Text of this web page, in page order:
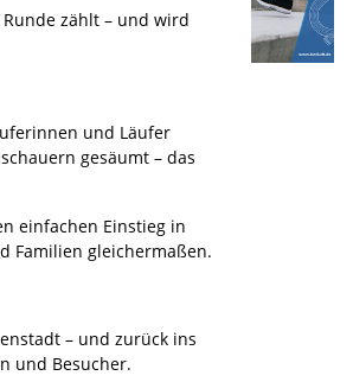
zählt – und wird
und Läufer
gesäumt – das
einfachen Einstieg in
Familien gleichermaßen.
– und zurück ins
und Besucher.